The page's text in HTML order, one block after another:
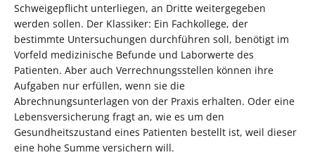
Schweigepflicht unterliegen, an Dritte weitergegeben
werden sollen. Der Klassiker: Ein Fachkollege, der
bestimmte Untersuchungen durchführen soll, benötigt im
Vorfeld medizinische Befunde und Laborwerte des
Patienten. Aber auch Verrechnungsstellen können ihre
Aufgaben nur erfüllen, wenn sie die
Abrechnungsunterlagen von der Praxis erhalten. Oder eine
Lebensversicherung fragt an, wie es um den
Gesundheitszustand eines Patienten bestellt ist, weil dieser
eine hohe Summe versichern will.